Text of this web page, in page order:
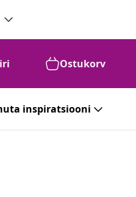
Ostukorv
inspiratsiooni